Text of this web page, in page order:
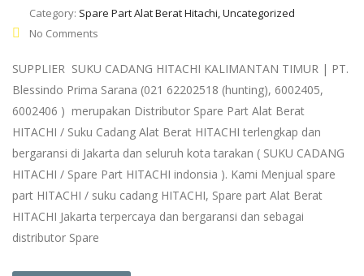
Category: Spare Part Alat Berat Hitachi, Uncategorized
No Comments
SUPPLIER SUKU CADANG HITACHI KALIMANTAN TIMUR | PT.
Blessindo Prima Sarana (021 62202518 (hunting), 6002405,
6002406 ) merupakan Distributor Spare Part Alat Berat
HITACHI / Suku Cadang Alat Berat HITACHI terlengkap dan
bergaransi di Jakarta dan seluruh kota tarakan ( SUKU CADANG
HITACHI / Spare Part HITACHI indonsia ). Kami Menjual spare
part HITACHI / suku cadang HITACHI, Spare part Alat Berat
HITACHI Jakarta terpercaya dan bergaransi dan sebagai
distributor Spare